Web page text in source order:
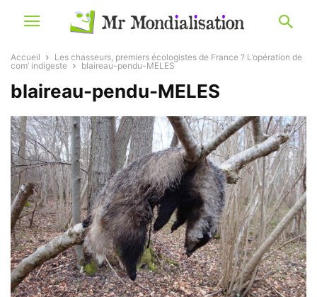
Accueil
Les chasseurs, premiers écologistes de France ? L’opération de
com’ indigeste
blaireau-pendu-MELES
blaireau-pendu-MELES